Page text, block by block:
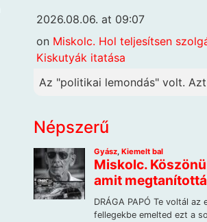
2026.08.06. at 09:07
on Miskolc. Hol teljesítsen
Kiskutyák itatása
Az "politikai lemondás" volt. Azt
Népszerű